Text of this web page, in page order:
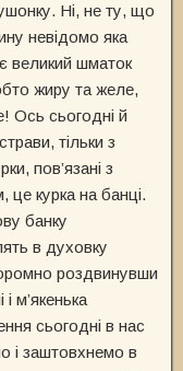
Ні, не ту, що
невідомо яка
великий шматок
жиру та желе,
Ось сьогодні й
тільки з
пов’язані з
курка на банці.
банку
в духовку
роздвинувши
м’якенька
сьогодні в нас
і заштовхнемо в